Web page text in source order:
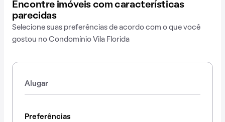
Encontre imóveis com características
parecidas
Selecione suas preferências de acordo com o que você
gostou no Condomínio Vila Florida
Alugar
Preferências